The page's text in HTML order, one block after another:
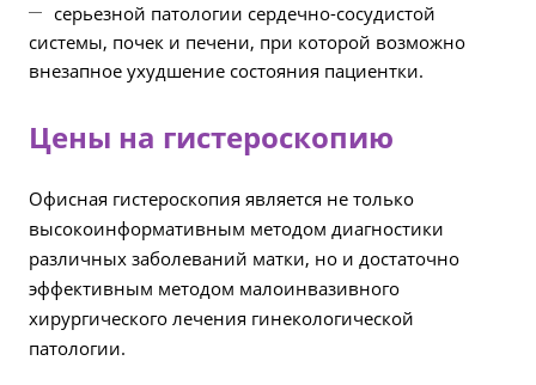
серьезной патологии сердечно-сосудистой
системы, почек и печени, при которой возможно
внезапное ухудшение состояния пациентки.
Цены на гистероскопию
Офисная гистероскопия является не только
высокоинформативным методом диагностики
различных заболеваний матки, но и достаточно
эффективным методом малоинвазивного
хирургического лечения гинекологической
патологии.